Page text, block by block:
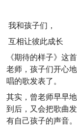
我和孩子们，
互相让彼此成长
《期待的样子》这
老师，孩子们开心
唱的歌发表了。
其实，曾老师早早
到后，又会把歌曲
有自己孩子的声音。